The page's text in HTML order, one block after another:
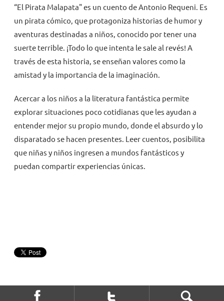
“El Pirata Malapata" es un cuento de Antonio Requeni. Es
un pirata cómico, que protagoniza historias de humor y
aventuras destinadas a niños, conocido por tener una
suerte terrible. ¡Todo lo que intenta le sale al revés! A
través de esta historia, se enseñan valores como la
amistad y la importancia de la imaginación.
Acercar a los niños a la literatura fantástica permite
explorar situaciones poco cotidianas que les ayudan a
entender mejor su propio mundo, donde el absurdo y lo
disparatado se hacen presentes. Leer cuentos, posibilita
que niñas y niños ingresen a mundos fantásticos y
puedan compartir experiencias únicas.